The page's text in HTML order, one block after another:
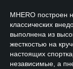
MHERO построен
классических
выполнена из
жесткостью на
настоящих
независимые, а